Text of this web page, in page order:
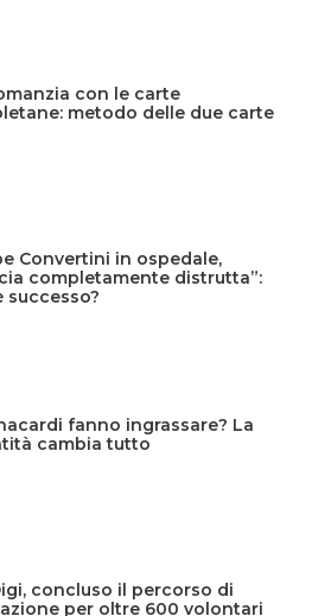
con le carte
metodo delle due carte
Convertini in ospedale,
completamente distrutta”:
successo?
fanno ingrassare? La
cambia tutto
concluso il percorso di
per oltre 600 volontari